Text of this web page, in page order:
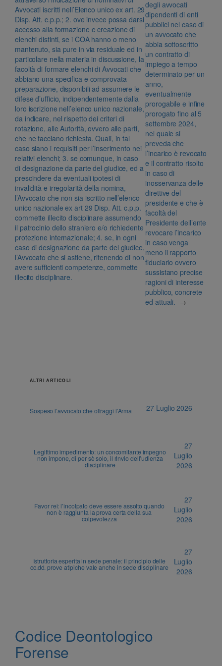
Avvocati iscritti nell’Elenco unico ex art. 29
Disp. Att. c.p.p.; 2. ove invece possa darsi
accesso alla formazione e creazione di
elenchi distinti, se i COA hanno o meno
mantenuto, sia pure in via residuale ed in
particolare nella materia in discussione, la
facoltà di formare elenchi di Avvocati che
abbiano una specifica e comprovata
preparazione, disponibili ad assumere le
difese d’ufficio, indipendentemente dalla
loro iscrizione nell’elenco unico nazionale,
da indicare, nel rispetto dei criteri di
rotazione, alle Autorità, ovvero alle parti,
che ne facciano richiesta. Quali, in tal
caso siano i requisiti per l’inserimento nei
relativi elenchi; 3. se comunque, in caso
di designazione da parte del giudice, ed a
prescindere da eventuali ipotesi di
invalidità e irregolarità della nomina,
l’Avvocato che non sia iscritto nell’elenco
unico nazionale ex art 29 Disp. Att. c.p.p.
commette illecito disciplinare assumendo
il patrocinio dello straniero e/o richiedente
protezione internazionale; 4. se, in ogni
caso di designazione da parte del giudice,
l’Avvocato che si astiene, ritenendo di non
avere sufficienti competenze, commette
illecito disciplinare.
degli avvocati
dipendenti di enti
pubblici nel caso di
un avvocato che
abbia sottoscritto
un contratto di
impiego a tempo
determinato per un
anno,
eventualmente
prorogabile e infine
prorogato fino al 5
settembre 2024,
nel quale si
preveda che
l’incarico è revocato
e il contratto risolto
in caso di
inosservanza delle
direttive del
presidente e che è
facoltà del
Presidente dell’ente
revocare l’incarico
in caso venga
meno il rapporto
fiduciario ovvero
sussistano precise
ragioni di interesse
pubblico, concrete
ed attuali. →
ALTRI ARTICOLI
Sospeso l’avvocato che oltraggi l’Arma 27 Luglio 2026
Legittimo impedimento: un concomitante impegno
non impone, di per sè solo, il rinvio dell’udienza
disciplinare
27
Luglio
2026
Favor rei: l’incolpato deve essere assolto quando
non è raggiunta la prova certa della sua
colpevolezza
27
Luglio
2026
Istruttoria esperita in sede penale: il principio delle
cc.dd. prove atipiche vale anche in sede disciplinare
27
Luglio
2026
Codice Deontologico
Forense